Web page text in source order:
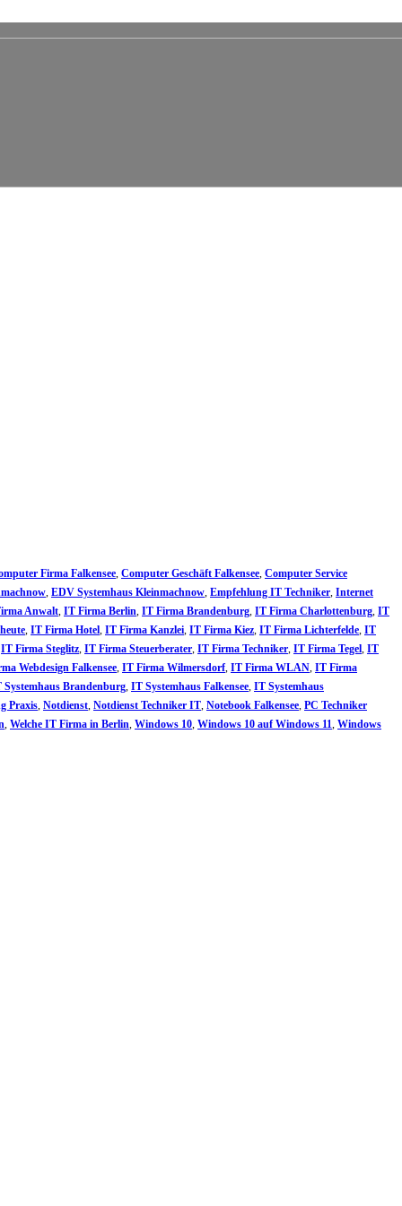
Firma Falkensee Computer Geschäft Falkensee Computer Service
EDV Systemhaus Kleinmachnow Empfehlung IT Techniker Internet
Anwalt IT Firma Berlin IT Firma Brandenburg IT Firma Charlottenburg IT
IT Firma Hotel IT Firma Kanzlei IT Firma Kiez IT Firma Lichterfelde IT
IT Firma Steglitz IT Firma Steuerberater IT Firma Techniker IT Firma Tegel IT
Webdesign Falkensee IT Firma Wilmersdorf, IT Firma WLAN IT Firma
Systemhaus Brandenburg IT Systemhaus Falkensee IT Systemhaus
Praxis Notdienst Notdienst Techniker IT Notebook Falkensee PC Techniker
Welche IT Firma in Berlin Windows 10 Windows 10 auf Windows 11 Windows